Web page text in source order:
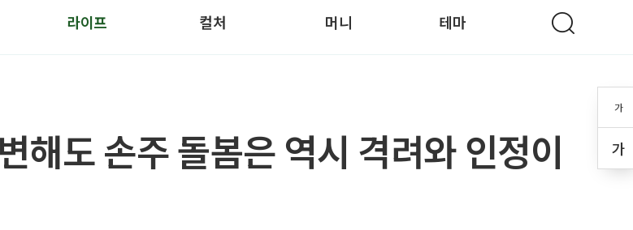
가
가
라이프 컬처 머니 테마
해도 손주 돌봄은 역시 격려와 인정이